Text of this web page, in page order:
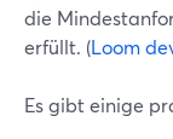
die
erfüllt. (Loom
Es gibt einige